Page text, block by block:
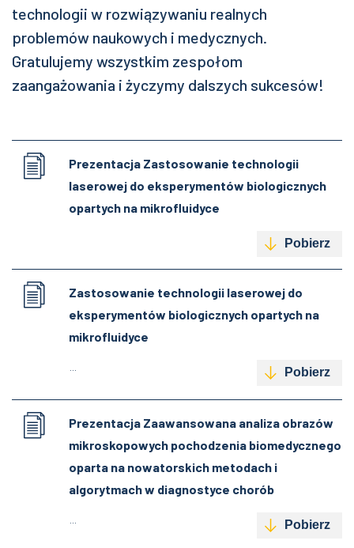
technologii w rozwiązywaniu realnych
problemów naukowych i medycznych.
Gratulujemy wszystkim zespołom
zaangażowania i życzymy dalszych sukcesów!
Prezentacja Zastosowanie technologii
laserowej do eksperymentów biologicznych
opartych na mikrofluidyce
Pobierz
Zastosowanie technologii laserowej do
eksperymentów biologicznych opartych na
mikrofluidyce
Pobierz
Prezentacja Zaawansowana analiza obrazów
mikroskopowych pochodzenia biomedycznego
oparta na nowatorskich metodach i
algorytmach w diagnostyce chorób
Pobierz